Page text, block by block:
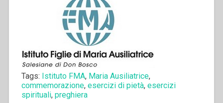
Tags: Istituto FMA, Maria Ausiliatrice,
commemorazione, esercizi di pietà, esercizi
spirituali, preghiera